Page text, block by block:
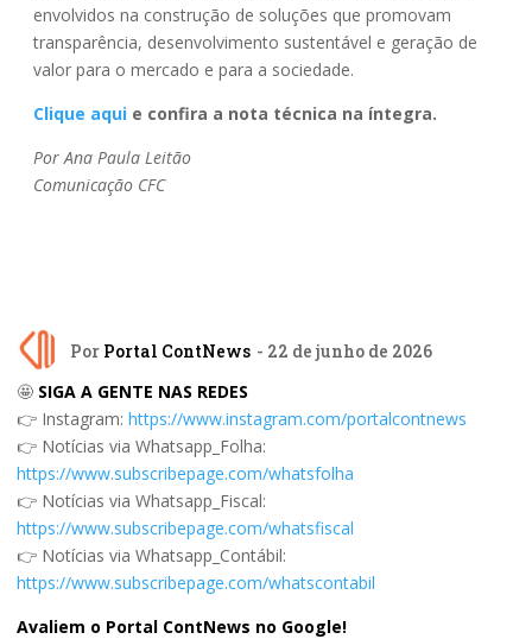
envolvidos na construção de soluções que promovam
transparência, desenvolvimento sustentável e geração de
valor para o mercado e para a sociedade.
Clique aqui e confira a nota técnica na íntegra.
Por Ana Paula Leitão
Comunicação CFC
Por Portal ContNews - 22 de junho de 2026
🤩 SIGA A GENTE NAS REDES
👉 Instagram: https://www.instagram.com/portalcontnews
👉 Notícias via Whatsapp_Folha:
https://www.subscribepage.com/whatsfolha
👉 Notícias via Whatsapp_Fiscal:
https://www.subscribepage.com/whatsfiscal
👉 Notícias via Whatsapp_Contábil:
https://www.subscribepage.com/whatscontabil
Avaliem o Portal ContNews no Google!